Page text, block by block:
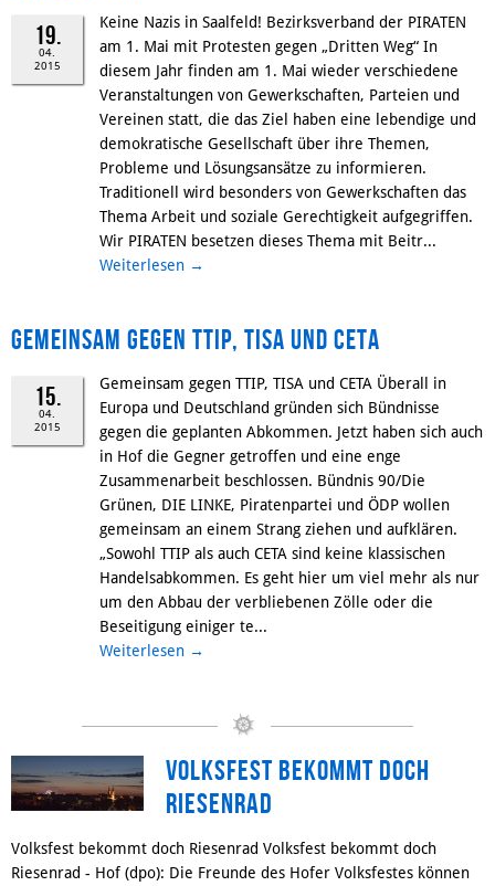
19.
04.
2015
Keine Nazis in Saalfeld! Bezirksverband der PIRATEN
am 1. Mai mit Protesten gegen „Dritten Weg“ In
diesem Jahr finden am 1. Mai wieder verschiedene
Veranstaltungen von Gewerkschaften, Parteien und
Vereinen statt, die das Ziel haben eine lebendige und
demokratische Gesellschaft über ihre Themen,
Probleme und Lösungsansätze zu informieren.
Traditionell wird besonders von Gewerkschaften das
Thema Arbeit und soziale Gerechtigkeit aufgegriffen.
Wir PIRATEN besetzen dieses Thema mit Beitr...
Weiterlesen →
Gemeinsam gegen TTIP, TISA und CETA
15.
04.
2015
Gemeinsam gegen TTIP, TISA und CETA Überall in
Europa und Deutschland gründen sich Bündnisse
gegen die geplanten Abkommen. Jetzt haben sich auch
in Hof die Gegner getroffen und eine enge
Zusammenarbeit beschlossen. Bündnis 90/Die
Grünen, DIE LINKE, Piratenpartei und ÖDP wollen
gemeinsam an einem Strang ziehen und aufklären.
„Sowohl TTIP als auch CETA sind keine klassischen
Handelsabkommen. Es geht hier um viel mehr als nur
um den Abbau der verbliebenen Zölle oder die
Beseitigung einiger te...
Weiterlesen →
Volksfest bekommt doch
Riesenrad
Volksfest bekommt doch Riesenrad Volksfest bekommt doch
Riesenrad - Hof (dpo): Die Freunde des Hofer Volksfestes können